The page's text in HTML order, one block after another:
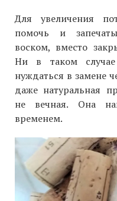
Для увеличения
помочь и
воском, вместо
Ни в таком
нуждаться в замене
даже натуральная
не вечная. Она
временем.